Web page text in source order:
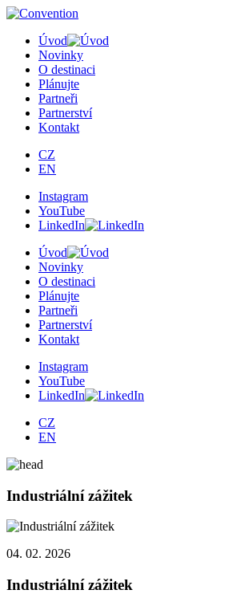
Úvod
Novinky
O destinaci
Plánujte
Partneři
Partnerství
Kontakt
CZ
EN
Instagram
YouTube
LinkedIn
Úvod
Novinky
O destinaci
Plánujte
Partneři
Partnerství
Kontakt
Instagram
YouTube
LinkedIn
CZ
EN
Industriální zážitek
04. 02. 2026
Industriální zážitek